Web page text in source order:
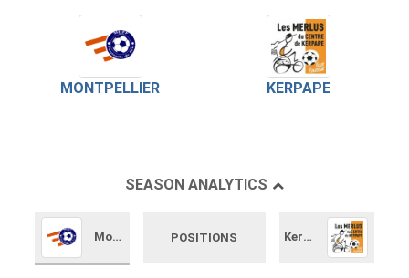
MONTPELLIER KERPAPE
SEASON ANALYTICS
Montpellier POSITIONS Kerpape